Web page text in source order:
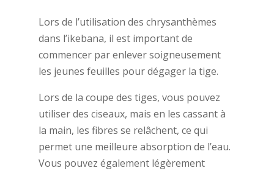
Lors de l’utilisation des chrysanthèmes
dans l’ikebana, il est important de
commencer par enlever soigneusement
les jeunes feuilles pour dégager la tige.
Lors de la coupe des tiges, vous pouvez
utiliser des ciseaux, mais en les cassant à
la main, les fibres se relâchent, ce qui
permet une meilleure absorption de l’eau.
Vous pouvez également légèrement